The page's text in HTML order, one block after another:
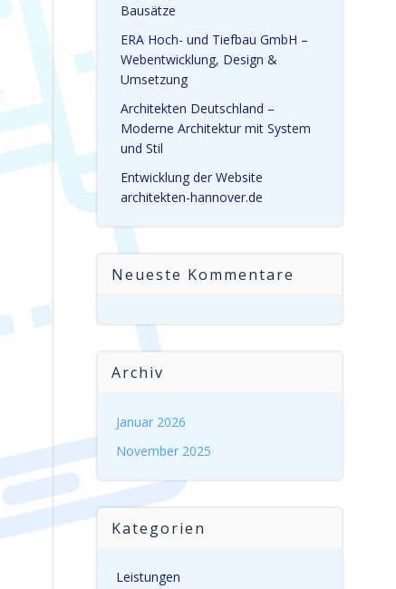
Bausätze
ERA Hoch- und Tiefbau GmbH –
Webentwicklung, Design &
Umsetzung
Architekten Deutschland –
Moderne Architektur mit System
und Stil
Entwicklung der Website
architekten-hannover.de
Neueste Kommentare
Archiv
Januar 2026
November 2025
Kategorien
Leistungen